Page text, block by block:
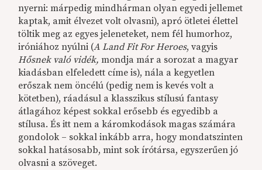
nyerni: márpedig mindhárman olyan egyedi jellemet
kaptak, amit élvezet volt olvasni), apró ötletei élettel
töltik meg az egyes jeleneteket, nem fél humorhoz,
iróniához nyúlni (A Land Fit For Heroes, vagyis
Hősnek való vidék, mondja már a sorozat a magyar
kiadásban elfeledett címe is), nála a kegyetlen
erőszak nem öncélú (pedig nem is kevés volt a
kötetben), ráadásul a klasszikus stílusú fantasy
átlagához képest sokkal erősebb és egyedibb a
stílusa. És itt nem a káromkodások magas számára
gondolok – sokkal inkább arra, hogy mondatszinten
sokkal hatásosabb, mint sok írótársa, egyszerűen jó
olvasni a szöveget.